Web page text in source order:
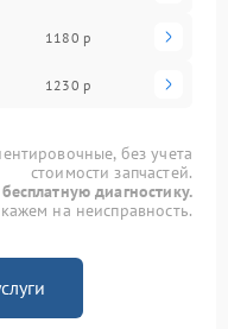
1180 р
1230 р
без учета
стоимости запчастей.
диагностику.
на неисправность.